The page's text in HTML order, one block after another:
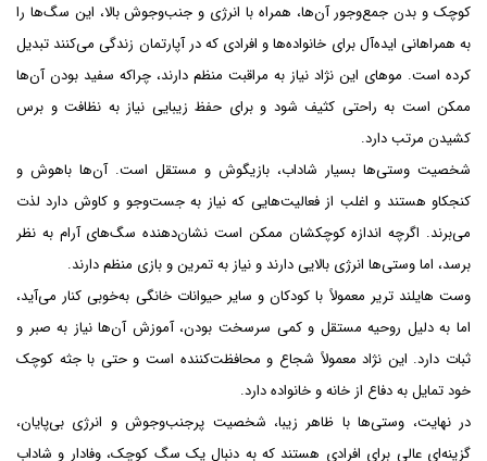
کوچک و بدن جمع‌وجور آن‌ها، همراه با انرژی و جنب‌وجوش بالا، این سگ‌ها را
به همراهانی ایده‌آل برای خانواده‌ها و افرادی که در آپارتمان زندگی می‌کنند تبدیل
کرده است. موهای این نژاد نیاز به مراقبت منظم دارند، چراکه سفید بودن آن‌ها
ممکن است به راحتی کثیف شود و برای حفظ زیبایی نیاز به نظافت و برس
کشیدن مرتب دارد.
شخصیت وستی‌ها بسیار شاداب، بازیگوش و مستقل است. آن‌ها باهوش و
کنجکاو هستند و اغلب از فعالیت‌هایی که نیاز به جست‌وجو و کاوش دارد لذت
می‌برند. اگرچه اندازه کوچکشان ممکن است نشان‌دهنده سگ‌های آرام به نظر
برسد، اما وستی‌ها انرژی بالایی دارند و نیاز به تمرین و بازی منظم دارند.
وست هایلند تریر معمولاً با کودکان و سایر حیوانات خانگی به‌خوبی کنار می‌آید،
اما به دلیل روحیه مستقل و کمی سرسخت بودن، آموزش آن‌ها نیاز به صبر و
ثبات دارد. این نژاد معمولاً شجاع و محافظت‌کننده است و حتی با جثه کوچک
خود تمایل به دفاع از خانه و خانواده دارد.
در نهایت، وستی‌ها با ظاهر زیبا، شخصیت پرجنب‌وجوش و انرژی بی‌پایان،
گزینه‌ای عالی برای افرادی هستند که به دنبال یک سگ کوچک، وفادار و شاداب